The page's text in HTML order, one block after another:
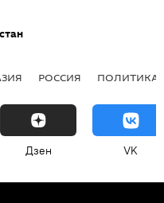
РОССИЯ ПОЛИТИКА
Дзен VK